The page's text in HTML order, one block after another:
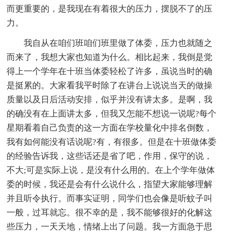
而更重要的，是我现在有着很大的压力，摆脱不了的压
力。
我自从在咱们班咱们班里做了体委，压力也就随之
而来了，我想大家也知道为什么。相比起来，我倒是觉
得上一个学年在十班当体委轻松了许多，虽说当时的确
是挺累的。大家看我平时除了在讲台上说说当天的做操
质量以及日后活动安排，似乎并没有讲太多。是啊，我
的确没有在上面讲太多，但我又怎能不想说一说呢?每个
星期看着自己负责的这一方面在学校量化中排名倒数，
我有如何能没有话说呢?有，有很多。但是在十班做体委
的经验告诉我，这些话还是省了吧，作用，保守的说，
不大;可是实际上说，是没有什么用的。在上个学年做体
委的时候，我还是会有什么说什么，指望大家能够理解
并且听令执行。而事实证明，同学们也会像是听蚊子叫
一般，过耳就忘。很不幸的是，我不能够很好的化解这
些压力，一天天地，情绪上出了问题。我一方面急于思